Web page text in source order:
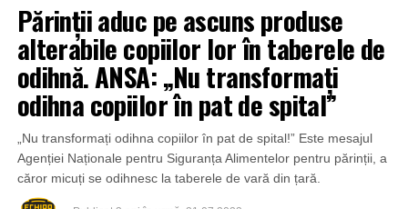
Părinții aduc pe ascuns produse
alterabile copiilor lor în taberele de
odihnă. ANSA: „Nu transformați
odihna copiilor în pat de spital”
„Nu transformați odihna copiilor în pat de spital!” Este mesajul
Agenției Naționale pentru Siguranța Alimentelor pentru părinții, a
căror micuți se odihnesc la taberele de vară din țară.